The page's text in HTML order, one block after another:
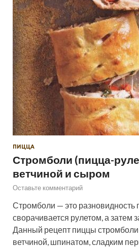
ПИЦЦА
Стромболи (пицца-
ветчиной и сыром
Оставьте комментарий
Стромболи — это разновидность
сворачивается рулетом, а затем
Данный рецепт пиццы
ветчиной, шпинатом, сладким